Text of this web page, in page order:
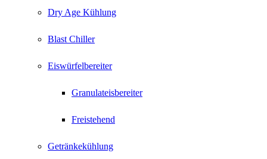
Dry Age Kühlung
Blast Chiller
Eiswürfelbereiter
Granulateisbereiter
Freistehend
Getränkekühlung